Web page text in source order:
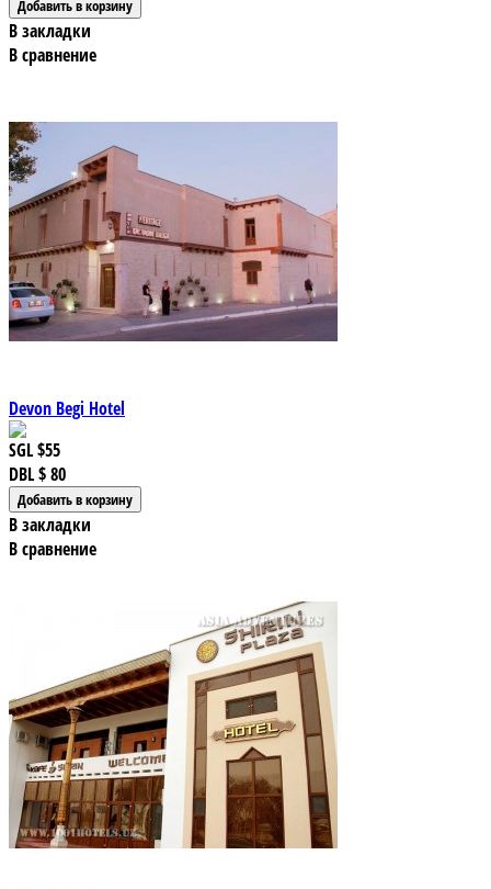
В закладки
В сравнение
Devon Begi Hotel
SGL$55
DBL$ 80
В закладки
В сравнение